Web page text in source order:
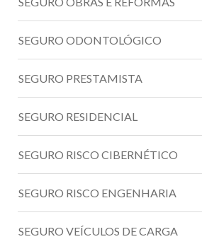
SEGURO ODONTOLÓGICO
SEGURO PRESTAMISTA
SEGURO RESIDENCIAL
SEGURO RISCO CIBERNÉTICO
SEGURO RISCO ENGENHARIA
SEGURO VEÍCULOS DE CARGA